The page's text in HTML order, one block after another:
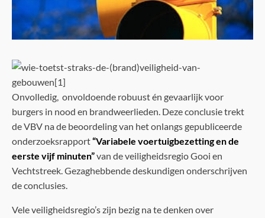
Onvolledig, onvoldoende robuust én gevaarlijk voor
burgers in nood en brandweerlieden. Deze conclusie trekt
de VBV na de beoordeling van het onlangs gepubliceerde
onderzoeksrapport“Variabele voertuigbezetting en de
eerste vijf minuten”van de veiligheidsregio Gooi en
Vechtstreek. Gezaghebbende deskundigen onderschrijven
de conclusies.
Vele veiligheidsregio’s zijn bezig na te denken over